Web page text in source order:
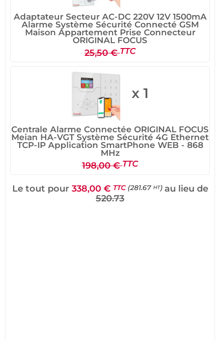
Adaptateur Secteur AC-DC 220V 12V 1500mA
Alarme Système Sécurité Connecté GSM
Maison Appartement Prise Connecteur
ORIGINAL FOCUS
25,50 €TTC
x 1
Centrale Alarme Connectée ORIGINAL FOCUS
Meian HA-VGT Système Sécurité 4G Ethernet
TCP-IP Application SmartPhone WEB - 868
MHz
198,00 €TTC
Le tout pour 338,00 € TTC (281.67 HT) au lieu de
520.73